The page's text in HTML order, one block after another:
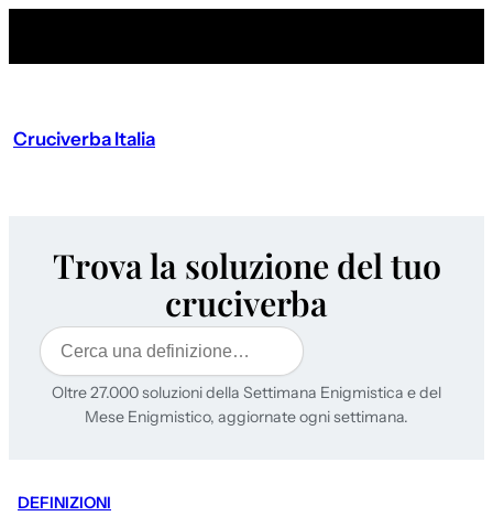
Cruciverba Italia
Trova la soluzione del tuo
cruciverba
Cerca
Oltre 27.000 soluzioni della Settimana Enigmistica e del
Mese Enigmistico, aggiornate ogni settimana.
DEFINIZIONI